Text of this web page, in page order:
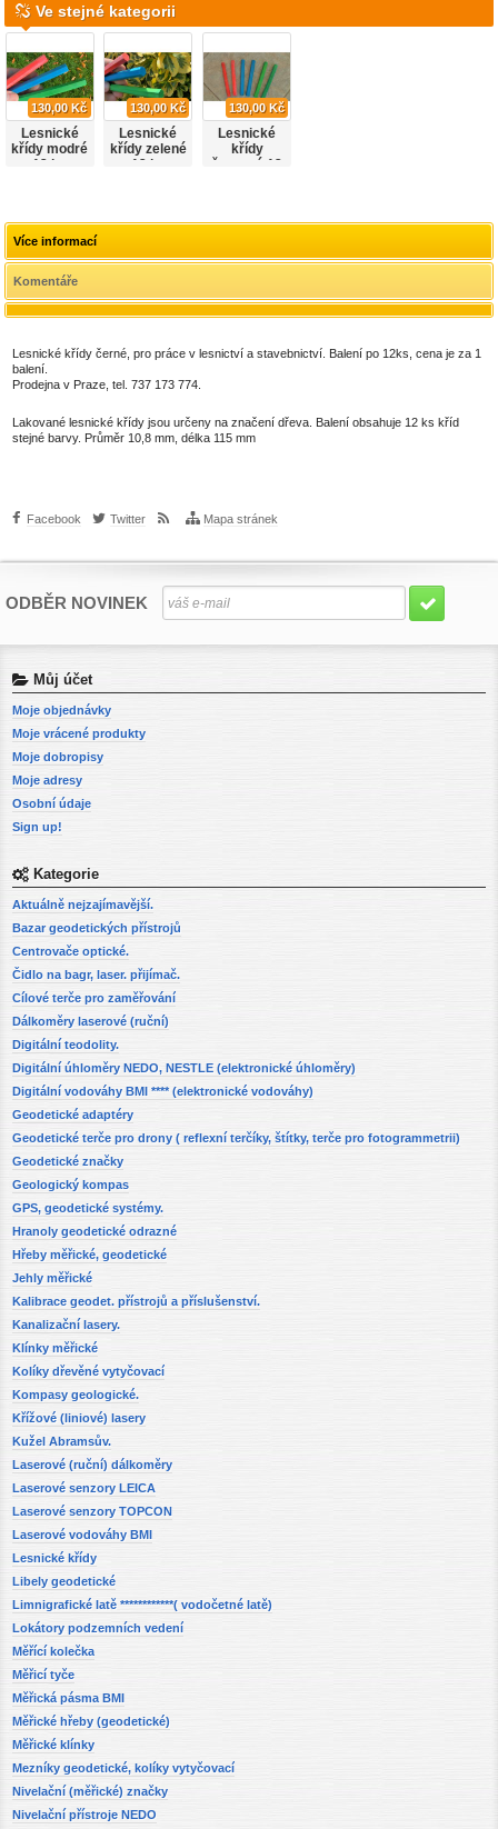
Ve stejné kategorii
130,00 Kč
Lesnické
křídy modré
12 ks
130,00 Kč
Lesnické
křídy zelené
12 ks
130,00 Kč
Lesnické
křídy
červené 12
Více informací
Komentáře
Lesnické křídy černé, pro práce v lesnictví a stavebnictví. Balení po 12ks, cena je za 1
balení.
Prodejna v Praze, tel. 737 173 774.
Lakované lesnické křídy jsou určeny na značení dřeva. Balení obsahuje 12 ks kříd
stejné barvy. Průměr 10,8 mm, délka 115 mm
Facebook Twitter Mapa stránek
ODBĚR NOVINEK
Můj účet
Moje objednávky
Moje vrácené produkty
Moje dobropisy
Moje adresy
Osobní údaje
Sign up!
Kategorie
Aktuálně nejzajímavější.
Bazar geodetických přístrojů
Centrovače optické.
Čidlo na bagr, laser. přijímač.
Cílové terče pro zaměřování
Dálkoměry laserové (ruční)
Digitální teodolity.
Digitální úhloměry NEDO, NESTLE (elektronické úhloměry)
Digitální vodováhy BMI **** (elektronické vodováhy)
Geodetické adaptéry
Geodetické terče pro drony ( reflexní terčíky, štítky, terče pro fotogrammetrii)
Geodetické značky
Geologický kompas
GPS, geodetické systémy.
Hranoly geodetické odrazné
Hřeby měřické, geodetické
Jehly měřické
Kalibrace geodet. přístrojů a příslušenství.
Kanalizační lasery.
Klínky měřické
Kolíky dřevěné vytyčovací
Kompasy geologické.
Křížové (liniové) lasery
Kužel Abramsův.
Laserové (ruční) dálkoměry
Laserové senzory LEICA
Laserové senzory TOPCON
Laserové vodováhy BMI
Lesnické křídy
Libely geodetické
Limnigrafické latě ************( vodočetné latě)
Lokátory podzemních vedení
Měřící kolečka
Měřicí tyče
Měřická pásma BMI
Měřické hřeby (geodetické)
Měřické klínky
Mezníky geodetické, kolíky vytyčovací
Nivelační (měřické) značky
Nivelační přístroje NEDO